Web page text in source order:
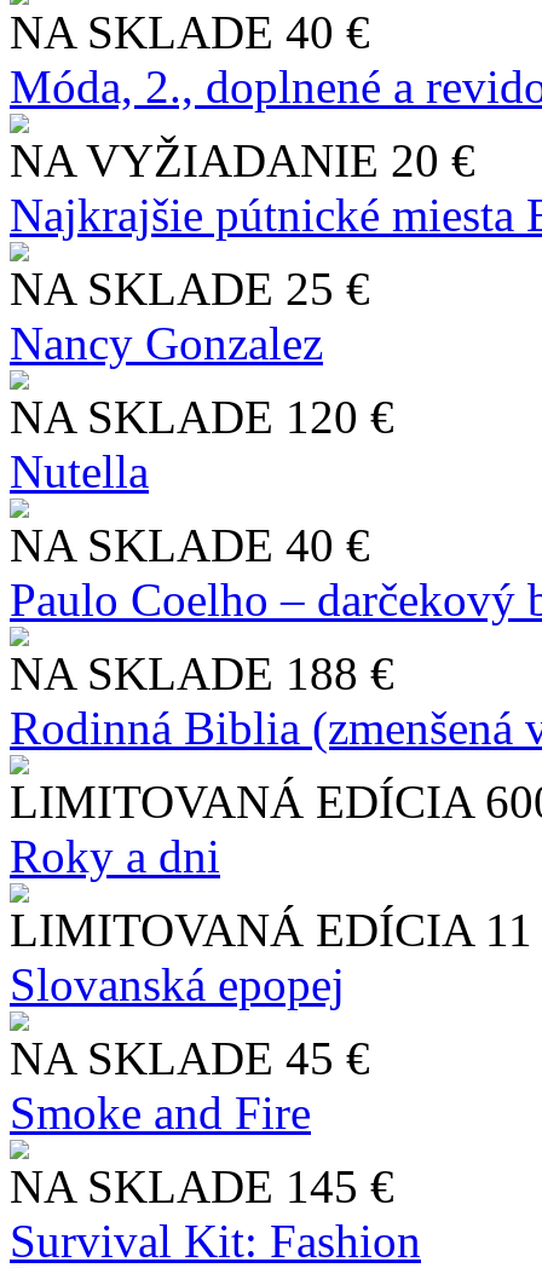
NA SKLADE 40 €
Móda, 2., doplnené a
NA VYŽIADANIE 20 €
Najkrajšie pútnické miesta
NA SKLADE 25 €
Nancy Gonzalez
NA SKLADE 120 €
Nutella
NA SKLADE 40 €
Paulo Coelho – darčekový
NA SKLADE 188 €
Rodinná Biblia (zmenšená
LIMITOVANÁ EDÍCIA
Roky a dni
LIMITOVANÁ EDÍCIA
Slo​vanská epopej
NA SKLADE 45 €
Smoke and Fire
NA SKLADE 145 €
Survival Kit: Fashion